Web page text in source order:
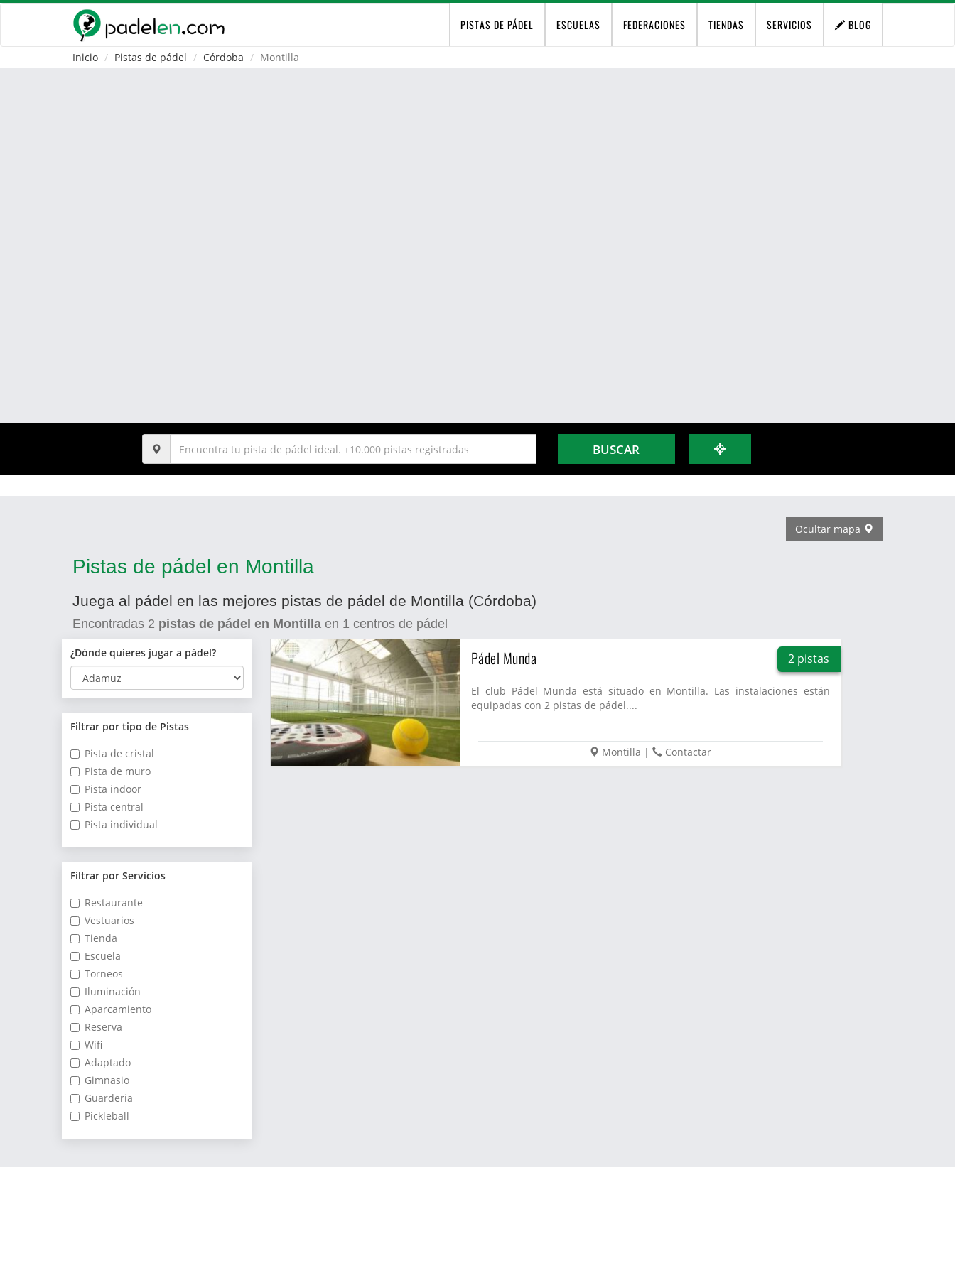
PISTAS DE PÁDEL ESCUELAS FEDERACIONES TIENDAS SERVICIOS BLOG
Inicio Pistas de pádel Córdoba Montilla
BUSCAR
Ocultar mapa
Pistas de pádel en Montilla
Juega al pádel en las mejores pistas de pádel de Montilla (Córdoba)
Encontradas 2 pistas de pádel en Montilla en 1 centros de pádel
¿Dónde quieres jugar a pádel?
Filtrar por tipo de Pistas
Pista de cristal
Pista de muro
Pista indoor
Pista central
Pista individual
Filtrar por Servicios
Restaurante
Vestuarios
Tienda
Escuela
Torneos
Iluminación
Aparcamiento
Reserva
Wifi
Adaptado
Gimnasio
Guarderia
Pickleball
Pádel Munda 2 pistas
El club Pádel Munda está situado en Montilla. Las instalaciones están
equipadas con 2 pistas de pádel....
Montilla | Contactar